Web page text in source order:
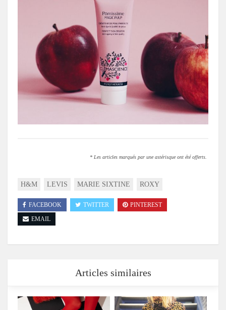
* Les articles marqués par une astérisque ont été offerts.
H&M LEVIS MARIE SIXTINE ROXY
FACEBOOK TWITTER
PINTEREST
EMAIL
Articles similaires